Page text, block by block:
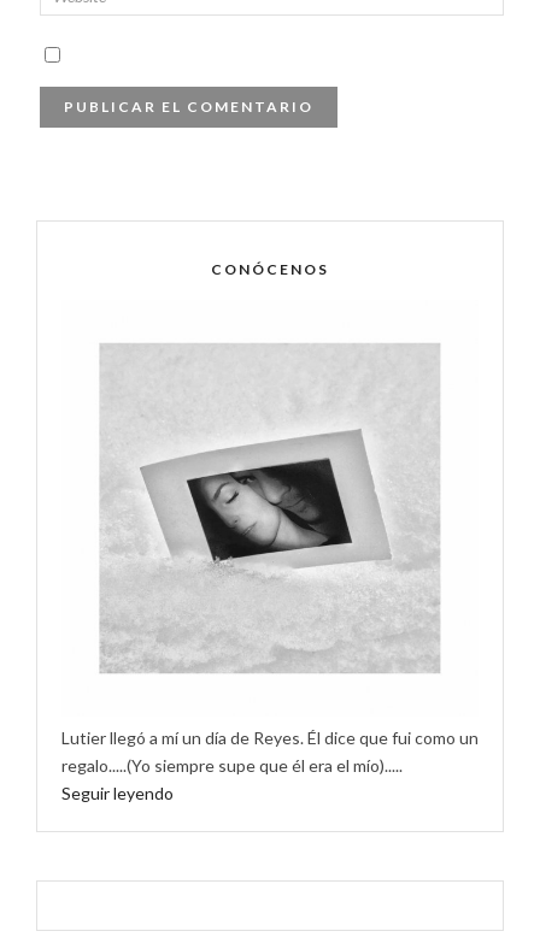
CONÓCENOS
Lutier llegó a mí un día de Reyes. Él dice que fui como un
regalo.....(Yo siempre supe que él era el mío).....
Seguir leyendo